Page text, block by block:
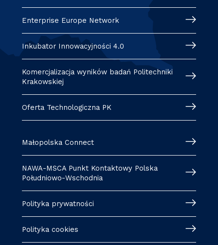
Enterprise Europe Network
Inkubator Innowacyjności 4.0
Komercjalizacja wyników badań Politechniki
Krakowskiej
Oferta Technologiczna PK
Małopolska Connect
NAWA-MSCA Punkt Kontaktowy Polska
Południowo-Wschodnia
Polityka prywatności
Polityka cookies